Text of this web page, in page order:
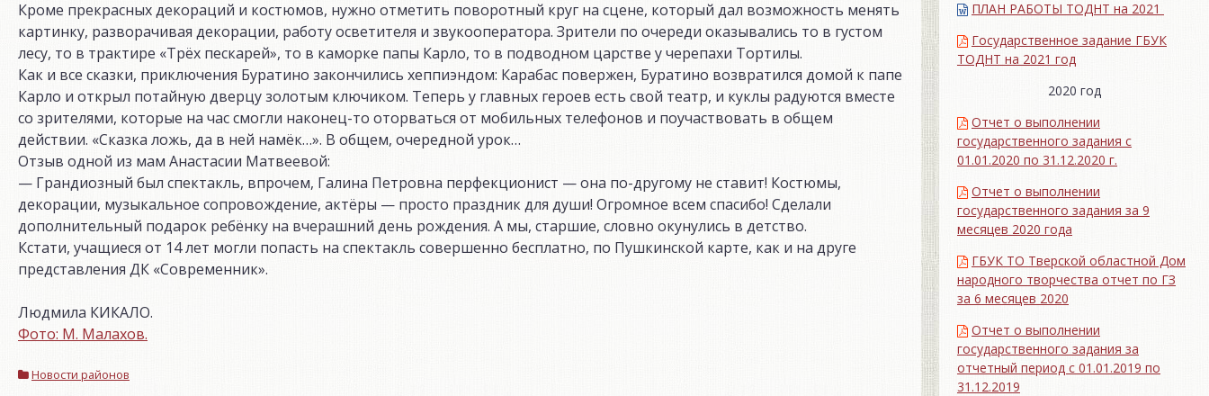
Кроме прекрасных декораций и костюмов, нужно отметить поворотный круг на сцене, который дал возможность менять
картинку, разворачивая декорации, работу осветителя и звукооператора. Зрители по очереди оказывались то в густом
лесу, то в трактире «Трёх пескарей», то в каморке папы Карло, то в подводном царстве у черепахи Тортилы.
Как и все сказки, приключения Буратино закончились хеппиэндом: Карабас повержен, Буратино возвратился домой к папе
Карло и открыл потайную дверцу золотым ключиком. Теперь у главных героев есть свой театр, и куклы радуются вместе
со зрителями, которые на час смогли наконец-то оторваться от мобильных телефонов и поучаствовать в общем
действии. «Сказка ложь, да в ней намёк…». В общем, очередной урок…
Отзыв одной из мам Анастасии Матвеевой:
— Грандиозный был спектакль, впрочем, Галина Петровна перфекционист — она по-другому не ставит! Костюмы,
декорации, музыкальное сопровождение, актёры — просто праздник для души! Огромное всем спасибо! Сделали
дополнительный подарок ребёнку на вчерашний день рождения. А мы, старшие, словно окунулись в детство.
Кстати, учащиеся от 14 лет могли попасть на спектакль совершенно бесплатно, по Пушкинской карте, как и на друге
представления ДК «Современник».
Людмила КИКАЛО.
Фото: М. Малахов.
Новости районов
ПЛАН РАБОТЫ ТОДНТ на 2021
Государственное задание ГБУК
ТОДНТ на 2021 год
2020 год
Отчет о выполнении
государственного задания с
01.01.2020 по 31.12.2020 г.
Отчет о выполнении
государственного задания за 9
месяцев 2020 года
ГБУК ТО Тверской областной Дом
народного творчества отчет по ГЗ
за 6 месяцев 2020
Отчет о выполнении
государственного задания за
отчетный период с 01.01.2019 по
31.12.2019